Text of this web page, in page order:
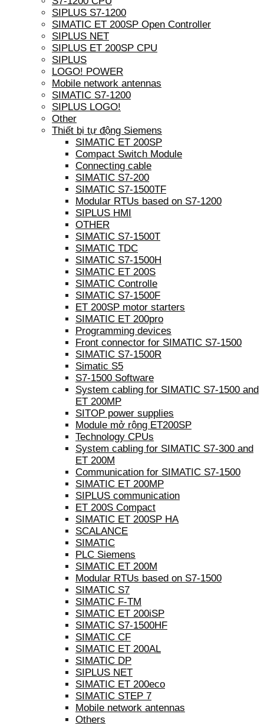
SIPLUS S7-1200
SIMATIC ET 200SP Open Controller
SIPLUS NET
SIPLUS ET 200SP CPU
SIPLUS
LOGO! POWER
Mobile network antennas
SIMATIC S7-1200
SIPLUS LOGO!
Other
Thiết bị tự động Siemens
SIMATIC ET 200SP
Compact Switch Module
Connecting cable
SIMATIC S7-200
SIMATIC S7-1500TF
Modular RTUs based on S7-1200
SIPLUS HMI
OTHER
SIMATIC S7-1500T
SIMATIC TDC
SIMATIC S7-1500H
SIMATIC ET 200S
SIMATIC Controlle
SIMATIC S7-1500F
ET 200SP motor starters
SIMATIC ET 200pro
Programming devices
Front connector for SIMATIC S7-1500
SIMATIC S7-1500R
Simatic S5
S7-1500 Software
System cabling for SIMATIC S7-1500 and
ET 200MP
SITOP power supplies
Module mở rộng ET200SP
Technology CPUs
System cabling for SIMATIC S7-300 and
ET 200M
Communication for SIMATIC S7-1500
SIMATIC ET 200MP
SIPLUS communication
ET 200S Compact
SIMATIC ET 200SP HA
SCALANCE
SIMATIC
PLC Siemens
SIMATIC ET 200M
Modular RTUs based on S7-1500
SIMATIC S7
SIMATIC F-TM
SIMATIC ET 200iSP
SIMATIC S7-1500HF
SIMATIC CF
SIMATIC ET 200AL
SIMATIC DP
SIPLUS NET
SIMATIC ET 200eco
SIMATIC STEP 7
Mobile network antennas
Others